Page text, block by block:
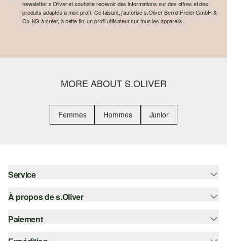
newsletter s.Oliver et souhaite recevoir des informations sur des offres et des
produits adaptés à mon profil. Ce faisant, j'autorise s.Oliver Bernd Freier GmbH &
Co. KG à créer, à cette fin, un profil utilisateur sur tous les appareils.
MORE ABOUT S.OLIVER
Femmes Hommes Junior
Service
Aide - FAQ
À propos de s.Oliver
S'abonner à la Newsletter
s.Oliver Card
Paiement